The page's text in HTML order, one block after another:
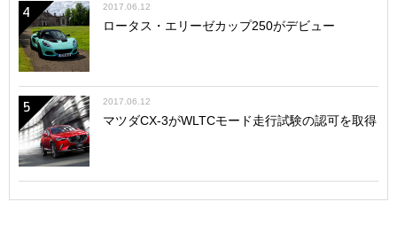
4 2017.06.12
ロータス・エリーゼカップ250がデビュー
5 2017.06.12
マツダCX-3がWLTCモード走行試験の認可を取得